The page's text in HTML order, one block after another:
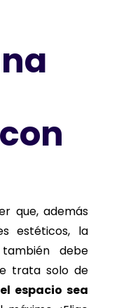
que, además
estéticos, la
debe
trata solo de
espacio sea